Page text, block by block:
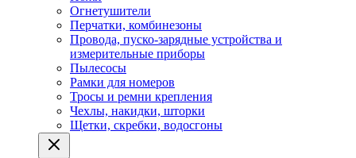
Огнетушители
Перчатки, комбинезоны
Провода, пуско-зарядные устройства и
измерительные приборы
Пылесосы
Рамки для номеров
Тросы и ремни крепления
Чехлы, накидки, шторки
Щетки, скребки, водосгоны